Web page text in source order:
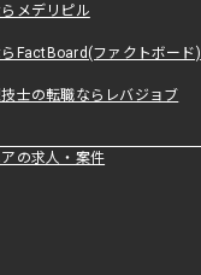
メデリピル
FactBoard(ファクトボード)
士の転職ならレバジョブ
の求人・案件